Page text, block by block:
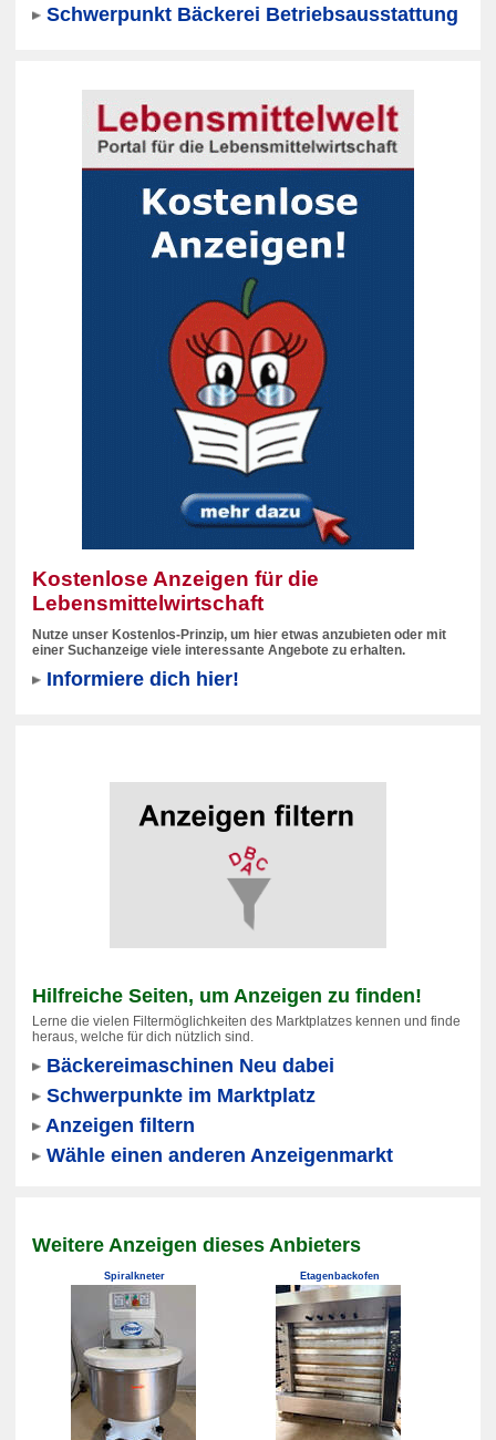
Schwerpunkt Bäckerei Betriebsausstattung
Kostenlose Anzeigen für die
Lebensmittelwirtschaft
Nutze unser Kostenlos-Prinzip, um hier etwas anzubieten oder mit
einer Suchanzeige viele interessante Angebote zu erhalten.
Informiere dich hier!
Hilfreiche Seiten, um Anzeigen zu finden!
Lerne die vielen Filtermöglichkeiten des Marktplatzes kennen und finde
heraus, welche für dich nützlich sind.
Bäckereimaschinen Neu dabei
Schwerpunkte im Marktplatz
Anzeigen filtern
Wähle einen anderen Anzeigenmarkt
Weitere Anzeigen dieses Anbieters
Spiralkneter Etagenbackofen